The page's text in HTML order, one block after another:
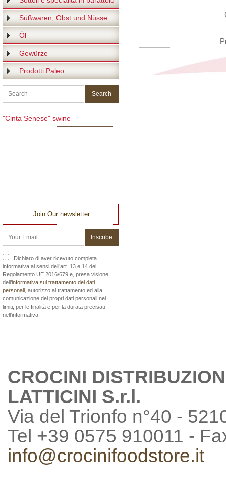
Süßwaren, Obst und Nüsse
Öl
Gewürze
Prodotti Paleo
"Cinta Senese" swine
Join Our newsletter
Dichiaro di aver ricevuto completa
informativa ai sensi dell’art. 13 e 14 del
Regolamento UE 2016/679 e, presa visione
dell’informativa sul trattamento dei dati
personali , autorizzo al trattamento ed alla
comunicazione dei propri dati personali nei
limiti, per le finalità e per la durata precisati
nell’informativa.
CROCINI
LATTICINI S.r.l.
Via del Trionfo n°40 -
Tel +39 0575 910011 -
info@crocinifoodstore.it